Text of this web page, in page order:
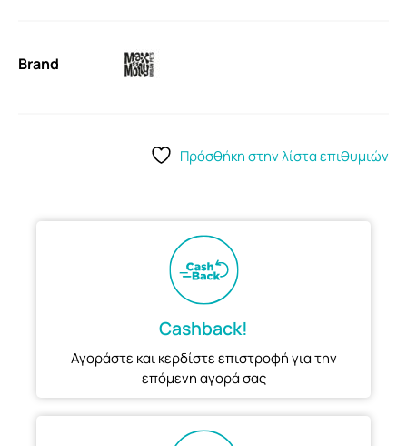
Brand
Πρόσθήκη στην λίστα επιθυμιών
Cashback!
Αγοράστε και κερδίστε επιστροφή για την
επόμενη αγορά σας